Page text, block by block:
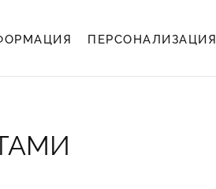
ПЕРСОНАЛИЗАЦИЯ